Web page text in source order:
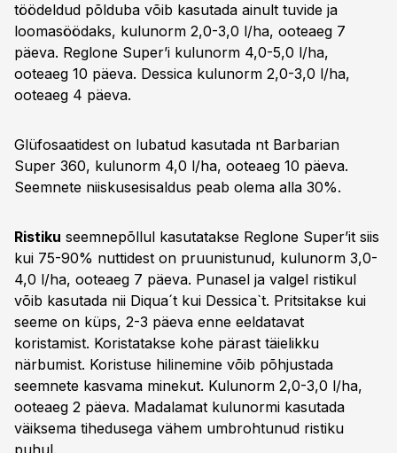
töödeldud põlduba võib kasutada ainult tuvide ja
loomasöödaks, kulunorm 2,0-3,0 l/ha, ooteaeg 7
päeva. Reglone Super’i kulunorm 4,0-5,0 l/ha,
ooteaeg 10 päeva. Dessica kulunorm 2,0-3,0 l/ha,
ooteaeg 4 päeva.
Glüfosaatidest on lubatud kasutada nt Barbarian
Super 360, kulunorm 4,0 l/ha, ooteaeg 10 päeva.
Seemnete niiskusesisaldus peab olema alla 30%.
Ristiku seemnepõllul kasutatakse Reglone Super’it siis
kui 75-90% nuttidest on pruunistunud, kulunorm 3,0-
4,0 l/ha, ooteaeg 7 päeva. Punasel ja valgel ristikul
võib kasutada nii Diqua´t kui Dessica`t. Pritsitakse kui
seeme on küps, 2-3 päeva enne eeldatavat
koristamist. Koristatakse kohe pärast täielikku
närbumist. Koristuse hilinemine võib põhjustada
seemnete kasvama minekut. Kulunorm 2,0-3,0 l/ha,
ooteaeg 2 päeva. Madalamat kulunormi kasutada
väiksema tihedusega vähem umbrohtunud ristiku
puhul.